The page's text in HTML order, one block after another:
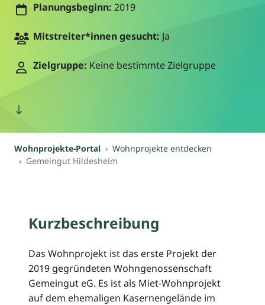
Planungsbeginn: 2019
Mitstreiter*innen gesucht: Ja
Zielgruppe: Keine bestimmte Zielgruppe
Wohnprojekte-Portal
Wohnprojekte entdecken
Gemeingut Hildesheim
Kurzbeschreibung
Das Wohnprojekt ist das erste Projekt der
2019 gegründeten Wohngenossenschaft
Gemeingut eG. Es ist als Miet-Wohnprojekt
auf dem ehemaligen Kasernengelände im